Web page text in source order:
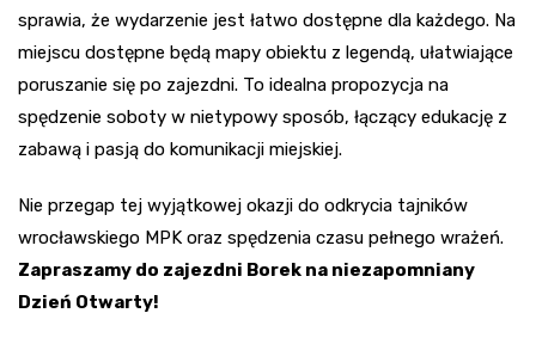
sprawia, że wydarzenie jest łatwo dostępne dla każdego. Na
miejscu dostępne będą mapy obiektu z legendą, ułatwiające
poruszanie się po zajezdni. To idealna propozycja na
spędzenie soboty w nietypowy sposób, łączący edukację z
zabawą i pasją do komunikacji miejskiej.
Nie przegap tej wyjątkowej okazji do odkrycia tajników
wrocławskiego MPK oraz spędzenia czasu pełnego wrażeń.
Zapraszamy do zajezdni Borek na niezapomniany
Dzień Otwarty!